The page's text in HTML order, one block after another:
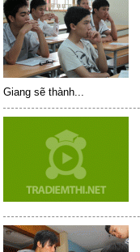
Giang sẽ thành...